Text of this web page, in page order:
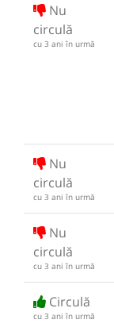
Nu
circulă
cu 3 ani în urmă
Nu
circulă
cu 3 ani în urmă
Nu
circulă
cu 3 ani în urmă
Circulă
cu 3 ani în urmă